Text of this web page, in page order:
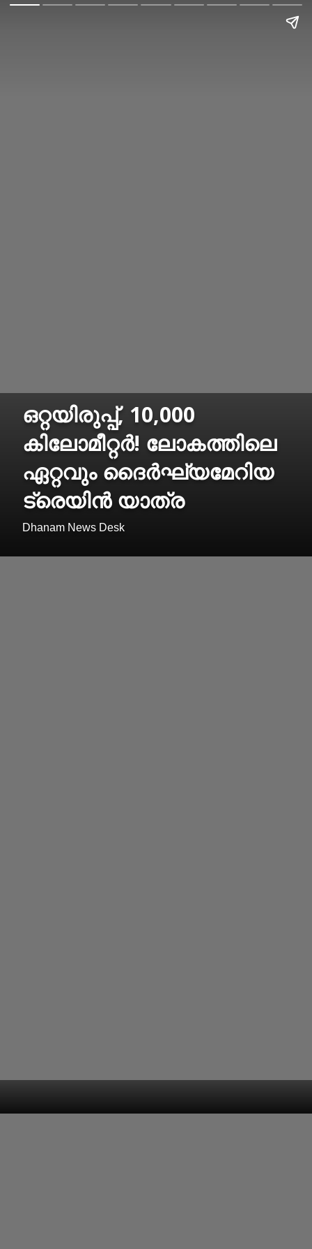
ഒറ്റയിരുപ്പ്, 10,000
കിലോമീറ്റര്‍! ലോകത്തിലെ
ഏറ്റവും ദൈര്‍ഘ്യമേറിയ
ട്രെയിന്‍ യാത്ര
Dhanam News Desk